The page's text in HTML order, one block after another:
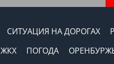
СИТУАЦИЯ НА ДОРОГАХ
ЖКХ ПОГОДА